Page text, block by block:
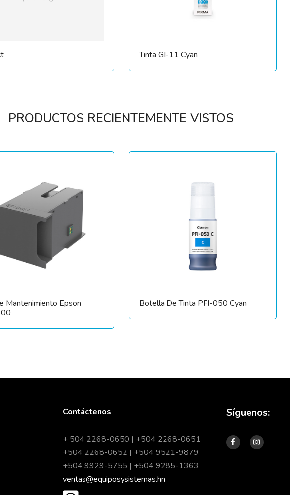
Tinta GI-11 Cyan
PRODUCTOS RECIENTEMENTE VISTOS
Mantenimiento Epson
Botella De Tinta PFI-050 Cyan
Contáctenos
+ 504 2268-0650 | +504 2268-0651
+504 2268-0652 | +504 9521-9879
+504 9929-5755 | +504 9285-1363
ventas@equiposysistemas.hn
Síguenos: